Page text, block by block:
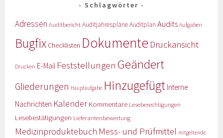
Schlagwörter
Adressen AuditberichtAuditjahrespläneAuditplan Audits Aufgaben
Bugfix Checklisten Dokumente Druckansicht
Drucken E-Mail Feststellungen Geändert
Gliederungen Hauptaufgabe Hinzugefügt Interne
Nachrichten KalenderKommentare Leseberechtigungen
Lesebestätigungen Lieferantenbewertung
Medizinproduktebuch Mess- und Prüfmittel mitgeltende